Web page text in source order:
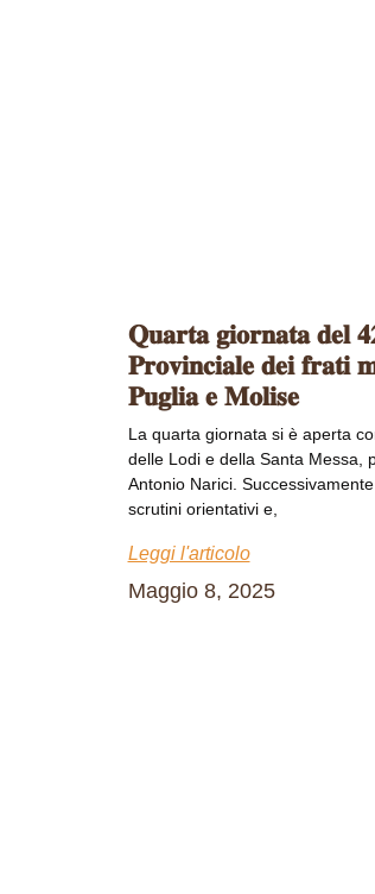
𝐐𝐮𝐚𝐫𝐭𝐚 𝐠𝐢𝐨𝐫𝐧𝐚𝐭𝐚 𝐝𝐞𝐥
𝐏𝐫𝐨𝐯𝐢𝐧𝐜𝐢𝐚𝐥𝐞 𝐝𝐞𝐢 𝐟𝐫𝐚𝐭𝐢
𝐏𝐮𝐠𝐥𝐢𝐚 𝐞 𝐌𝐨𝐥𝐢𝐬𝐞
La quarta giornata si è aperta
delle Lodi e della Santa Messa,
Antonio Narici.
scrutini orientativi e,
Leggi l'articolo
Maggio 8, 2025